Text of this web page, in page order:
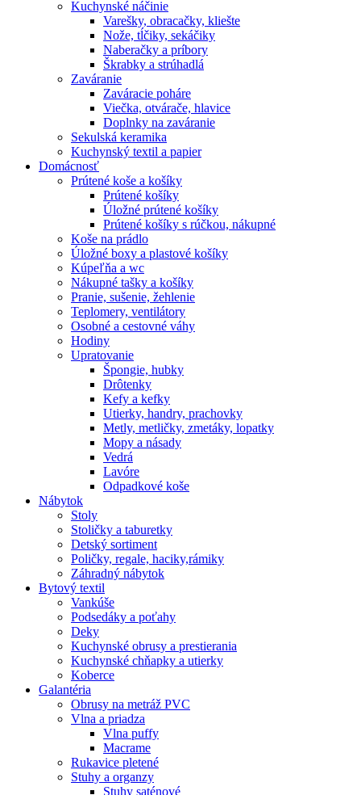
Kuchynské náčinie
Varešky, obracačky, kliešte
Nože, tĺčiky, sekáčiky
Naberačky a príbory
Škrabky a strúhadlá
Zaváranie
Zaváracie poháre
Viečka, otvárače, hlavice
Doplnky na zaváranie
Sekulská keramika
Kuchynský textil a papier
Domácnosť
Prútené koše a košíky
Prútené košíky
Úložné prútené košíky
Prútené košíky s rúčkou, nákupné
Koše na prádlo
Úložné boxy a plastové košíky
Kúpeľňa a wc
Nákupné tašky a košíky
Pranie, sušenie, žehlenie
Teplomery, ventilátory
Osobné a cestovné váhy
Hodiny
Upratovanie
Špongie, hubky
Drôtenky
Kefy a kefky
Utierky, handry, prachovky
Metly, metličky, zmetáky, lopatky
Mopy a násady
Vedrá
Lavóre
Odpadkové koše
Nábytok
Stoly
Stoličky a taburetky
Detský sortiment
Poličky, regale, haciky,rámiky
Záhradný nábytok
Bytový textil
Vankúše
Podsedáky a poťahy
Deky
Kuchynské obrusy a prestierania
Kuchynské chňapky a utierky
Koberce
Galantéria
Obrusy na metráž PVC
Vlna a priadza
Vlna puffy
Macrame
Rukavice pletené
Stuhy a organzy
Stuhy saténové